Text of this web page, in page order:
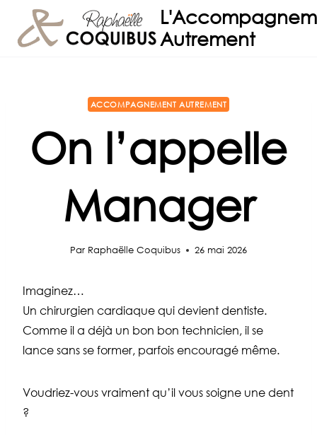
contenu
Autrement
ACCOMPAGNEMENT AUTREMENT
On l’appelle
Manager
Par Raphaëlle Coquibus 26 mai 2026
Imaginez…
Un chirurgien cardiaque qui devient dentiste.
Comme il a déjà un bon bon technicien, il se
lance sans se former, parfois encouragé même.
Voudriez-vous vraiment qu’il vous soigne une dent
?